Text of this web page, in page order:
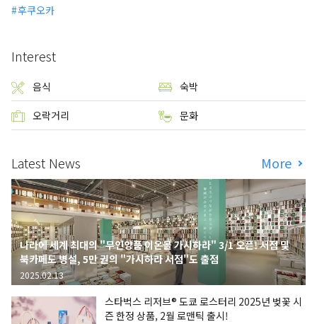
후쿠오카
Interest
음식 숙박
오락거리 문화
Latest News More
나라에 세계 최대의 "무인양품 이온몰 가시하라" 3/1 오픈! 서점 및
북카페도 병설, 5만 권의 "가시하라 서점"도 출점
2025.02.13
스타벅스 리저브® 도쿄 로스터리 2025년 벚꽃 시
즌 한정 상품, 2월 로맨틱 출시!